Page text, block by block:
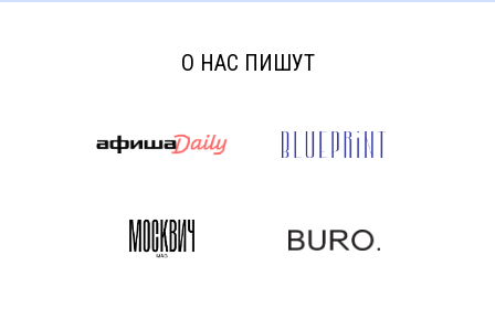
О НАС ПИШУТ